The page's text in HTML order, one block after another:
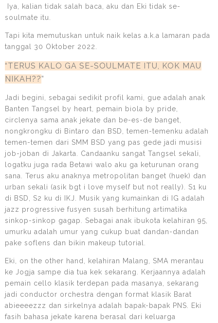
Iya, kalian tidak salah baca, aku dan Eki tidak se-
soulmate itu.
Tapi kita memutuskan untuk naik kelas a.k.a lamaran pada
tanggal 30 Oktober 2022.
“TERUS KALO GA SE-SOULMATE ITU, KOK MAU
NIKAH??”
Jadi begini, sebagai sedikit profil kami, gue adalah anak
Banten Tangsel by heart, pemain biola by pride,
circlenya sama anak jekate dan be-es-de banget,
nongkrongku di Bintaro dan BSD, temen-temenku adalah
temen-temen dari SMM BSD yang pas gede jadi musisi
job-joban di Jakarta. Candaanku sangat Tangsel sekali,
logatku juga rada Betawi walo aku ga keturunan orang
sana. Terus aku anaknya metropolitan banget (huek) dan
urban sekali (asik bgt i love myself but not really). S1 ku
di BSD, S2 ku di IKJ. Musik yang kumainkan di IG adalah
jazz progressive fusyen susah berhitung artimatika
sinkop-sinkop gagap. Sebagai anak ibukota kelahiran 95,
umurku adalah umur yang cukup buat dandan-dandan
pake soflens dan bikin makeup tutorial.
Eki, on the other hand, kelahiran Malang, SMA merantau
ke Jogja sampe dia tua kek sekarang. Kerjaannya adalah
pemain cello klasik terdepan pada masanya, sekarang
jadi conductor orchestra dengan format klasik Barat
abieeeezzz dan sirkelnya adalah bapak-bapak PNS. Eki
fasih bahasa jekate karena berasal dari keluarga